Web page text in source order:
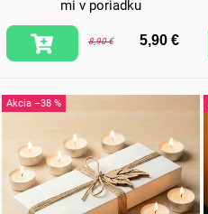
mi v poriadku
8,90 € 5,90 €
–38 %